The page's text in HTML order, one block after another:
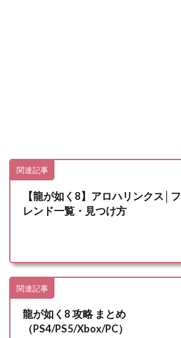
関連記事
【龍が如く8】アロハリンクス│フ
レンド一覧・見つけ方
関連記事
龍が如く8 攻略 まとめ
（PS4/PS5/Xbox/PC）